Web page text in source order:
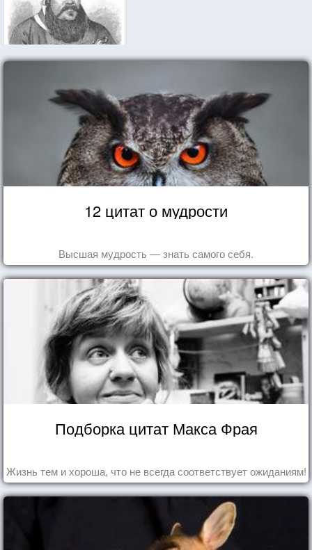
12 цитат о мудрости
Высшая мудрость — знать самого себя.
Подборка цитат Макса Фрая
Жизнь тем и хороша, что не всегда соответствует ожиданиям!